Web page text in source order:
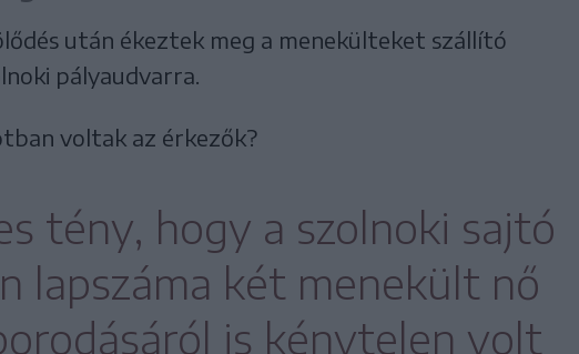
után ékeztek meg a menekülteket szállító
pályaudvarra.
voltak az érkezők?
tény, hogy a szolnoki sajtó
lapszáma két menekült nő
is kénytelen volt